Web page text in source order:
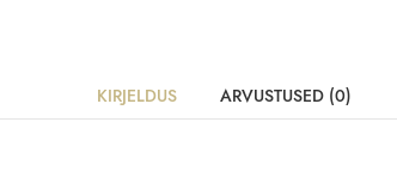
KIRJELDUS ARVUSTUSED (0)